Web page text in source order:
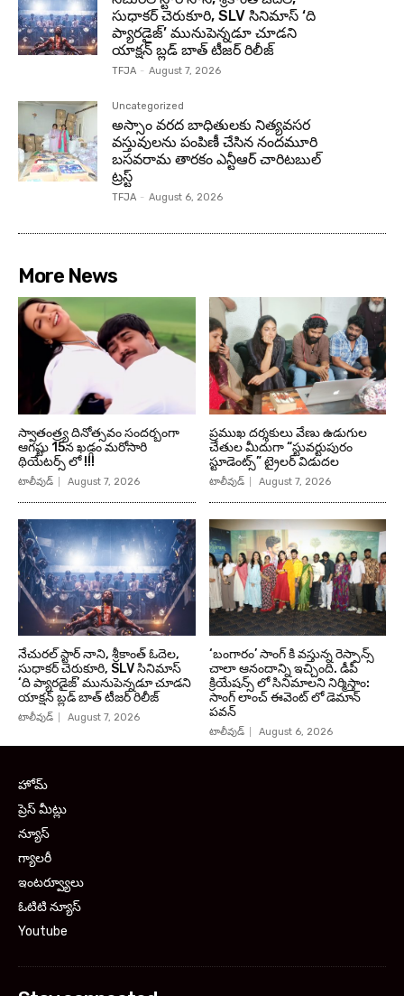
సుధాకర్ చెరుకూరి, SLV సినిమాస్ ‘ది
ప్యారడైజ్’ మునుపెన్నడూ చూడని
యాక్షన్ బ్లడ్ బాత్ టీజర్ రిలీజ్
TFJA - August 7, 2026
Uncategorized
అస్సాం వరద బాధితులకు నిత్యవసర
వస్తువులను పంపిణీ చేసిన నందమూరి
బసవరామ తారకం ఎన్టీఆర్ చారిటబుల్
ట్రస్ట్
TFJA - August 6, 2026
More News
స్వాతంత్ర్య దినోత్సవం సందర్బంగా
ఆగష్టు 15న ఖడ్గం మరోసారి
థియేటర్స్ లో !!!
టాలీవుడ్ August 7, 2026
ప్రముఖ దర్శకులు వేణు ఉడుగుల
చేతుల మీదుగా “స్టువర్టుపురం
స్టూడెంట్స్” ట్రైలర్ విడుదల
టాలీవుడ్ August 7, 2026
నేచురల్ స్టార్ నాని, శ్రీకాంత్ ఓదెల,
సుధాకర్ చెరుకూరి, SLV సినిమాస్
‘ది ప్యారడైజ్’ మునుపెన్నడూ చూడని
యాక్షన్ బ్లడ్ బాత్ టీజర్ రిలీజ్
టాలీవుడ్ August 7, 2026
‘బంగారం’ సాంగ్ కి వస్తున్న రెస్పాన్స్
చాలా ఆనందాన్ని ఇచ్చింది. డీపీ
క్రియేషన్స్ లో సినిమాలని నిర్మిస్తాం:
సాంగ్ లాంచ్ ఈవెంట్ లో డెమాన్
పవన్
టాలీవుడ్ August 6, 2026
హోమ్
ప్రెస్ మీట్లు
న్యూస్
గ్యాలరీ
ఇంటర్వ్యూలు
ఓటిటి న్యూస్
Youtube